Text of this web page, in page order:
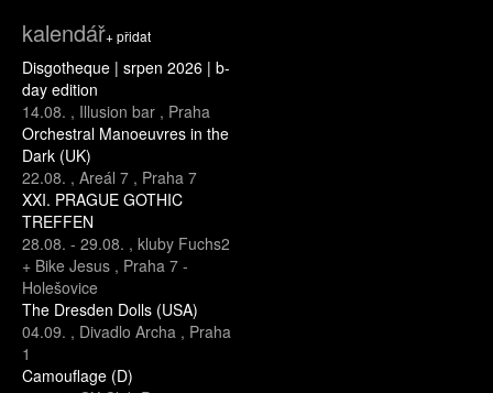
kalendář+ přidat
Disgotheque | srpen 2026 | b-
day edition
14.08. , Illusion bar , Praha
Orchestral Manoeuvres in the
Dark (UK)
22.08. , Areál 7 , Praha 7
XXI. PRAGUE GOTHIC
TREFFEN
28.08. - 29.08. , kluby Fuchs2
+ Bike Jesus , Praha 7 -
Holešovice
The Dresden Dolls (USA)
04.09. , Divadlo Archa , Praha
1
Camouflage (D)